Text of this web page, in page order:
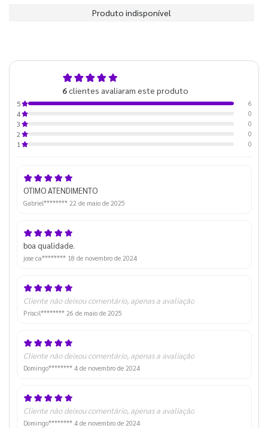
Produto indisponível
6clientes avaliaram este produto
5
6
4
0
3
0
2
0
1
0
OTIMO ATENDIMENTO
Gabriel******** 22 de maio de 2025
boa qualidade.
jose ca******** 18 de novembro de 2024
Cliente não deixou comentário, apenas a avaliação
Priscil******** 26 de maio de 2025
Cliente não deixou comentário, apenas a avaliação
Domingo******** 4 de novembro de 2024
Cliente não deixou comentário, apenas a avaliação
Domingo******** 4 de novembro de 2024